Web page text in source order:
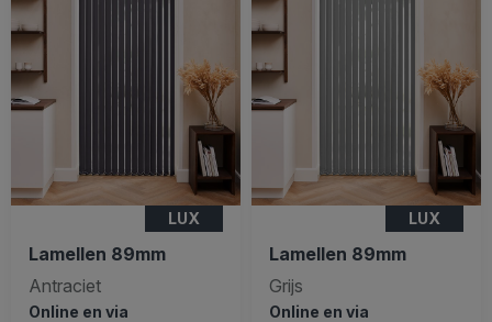
LUX
Lamellen 89mm
Antraciet
Online en via
LUX
Lamellen 89mm
Grijs
Online en via